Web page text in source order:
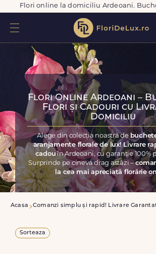
Flori online la domiciliu Ardeoani.
Flori Online Ardeoani –
Flori și Cadouri cu
Domiciliu
Alege din colecția noastră de
aranjamente florale de lux! Livrare
cadouîn Ardeoani, cu garanție 100%
Surprinde pe cineva drag astăzi –
la cea mai apreciată florărie
Acasa Comanzi simplu și rapid! Livrare
Sorteaza